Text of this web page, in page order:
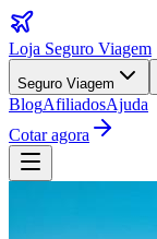
Loja Seguro Viagem
Seguro Viagem
BlogAfiliadosAjuda
Cotar agora